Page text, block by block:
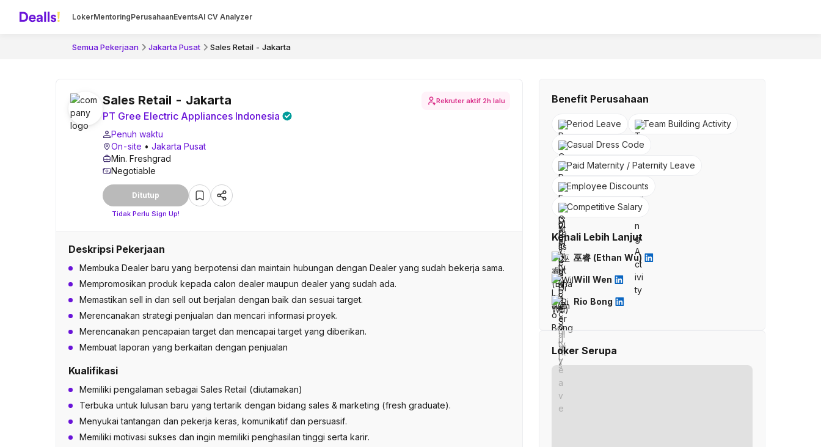
LokerMentoringPerusahaanEventsAI CV Analyzer
Semua Pekerjaan Jakarta Pusat Sales Retail - Jakarta
Sales Retail - Jakarta
PT Gree Electric Appliances Indonesia
Penuh waktu
On-site • Jakarta Pusat
Min. Freshgrad
Negotiable
Ditutup
Tidak Perlu Sign Up!
Rekruter aktif 2h lalu
Deskripsi Pekerjaan
Membuka Dealer baru yang berpotensi dan maintain hubungan dengan Dealer yang sudah bekerja sama.
Mempromosikan produk kepada calon dealer maupun dealer yang sudah ada.
Memastikan sell in dan sell out berjalan dengan baik dan sesuai target.
Merencanakan strategi penjualan dan mencari informasi proyek.
Merencanakan pencapaian target dan mencapai target yang diberikan.
Membuat laporan yang berkaitan dengan penjualan
Kualifikasi
Memiliki pengalaman sebagai Sales Retail (diutamakan)
Terbuka untuk lulusan baru yang tertarik dengan bidang sales & marketing (fresh graduate).
Menyukai tantangan dan pekerja keras, komunikatif dan persuasif.
Memiliki motivasi sukses dan ingin memiliki penghasilan tinggi serta karir.
Benefit Perusahaan
Period Leave
Team Building Activity
Casual Dress Code
Paid Maternity / Paternity Leave
Employee Discounts
Competitive Salary
Kenali Lebih Lanjut
巫睿 (Ethan Wu)
Will Wen
Rio Bong
Loker Serupa